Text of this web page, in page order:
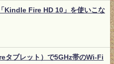
Kindle Fire HD 10」を使いこな
タブレット）で5GHz帯のWi-Fi